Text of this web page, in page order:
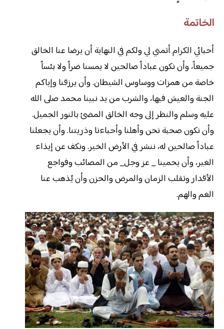
الخاتمة
أحبائي الكرام أتمني لي ولكم في النهاية أن يرضا عنا الخالق
جميعاً، وأن نكون عباداً صالحين لا يمسنا ضراً ولا بئساً
خاصة من همزات ووساوس الشيطان. وأن يرزقنا وإياكم
الجنة والعيش فيها، والشرب من يد نبينا محمد صلى الله
عليه وسلم والنظر إلى وجه الخالق المضئ بالنور الجميل.
وأن نكون صحبة نحن وأهلنا وأحباءنا وذريتنا. وأن يجعلنا
عباداً صالحين له، ننشر في الأرض الخير. ونكف عن إيذاء
الغير، وأن يحمينا _ عز وجل_ من المصائب وفواجع
الأقدار وتقلب الزمان والمرض والحزن وأن يُذهب عنا
الغم والهم.